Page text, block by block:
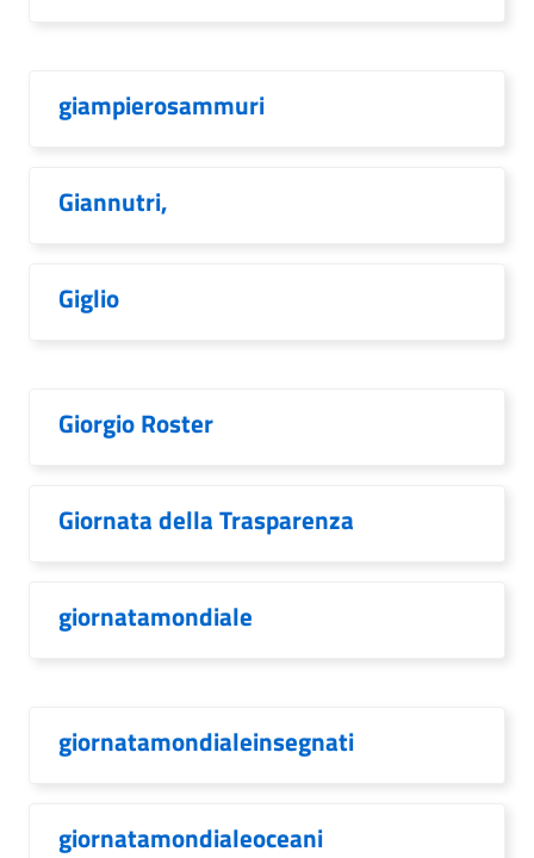
giampierosammuri
Giannutri,
Giglio
Giorgio Roster
Giornata della Trasparenza
giornatamondiale
giornatamondialeinsegnati
giornatamondialeoceani